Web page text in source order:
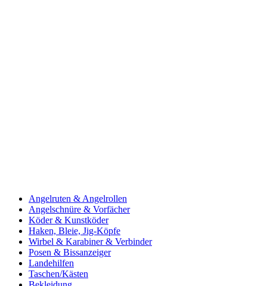
Angelruten & Angelrollen
Angelschnüre & Vorfächer
Köder & Kunstköder
Haken, Bleie, Jig-Köpfe
Wirbel & Karabiner & Verbinder
Posen & Bissanzeiger
Landehilfen
Taschen/Kästen